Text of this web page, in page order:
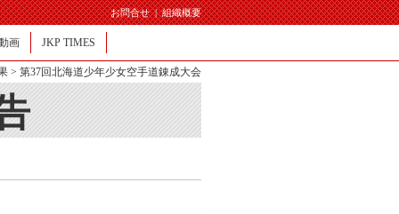
お問合せ|組織概要
画 JKP TIMES
> 第37回北海道少年少女空手道錬成大会